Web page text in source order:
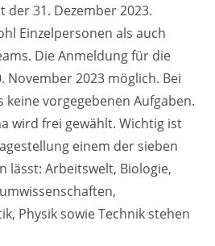
der 31. Dezember 2023.
Einzelpersonen als auch
Die Anmeldung für die
November 2023 möglich. Bei
keine vorgegebenen Auf­gaben.
wird frei gewählt. Wichtig ist
einem der sieben
lässt: Arbeitswelt, Biologie,
Physik sowie Technik stehen